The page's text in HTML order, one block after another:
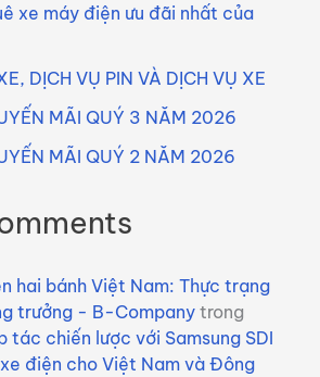
xe máy điện ưu đãi nhất của
DỊCH VỤ PIN VÀ DỊCH VỤ XE
MÃI QUÝ 3 NĂM 2026
MÃI QUÝ 2 NĂM 2026
hai bánh Việt Nam: Thực trạng
trưởng - B-Company trong
tác chiến lược với Samsung SDI
điện cho Việt Nam và Đông